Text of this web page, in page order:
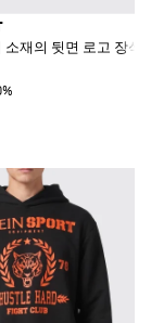
즈
소재의 뒷면 로고 장식